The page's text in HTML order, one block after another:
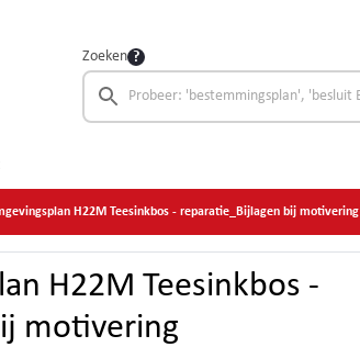
Zoeken
H22M Teesinkbos - reparatie_Bijlagen bij motivering
H22M Teesinkbos -
motivering